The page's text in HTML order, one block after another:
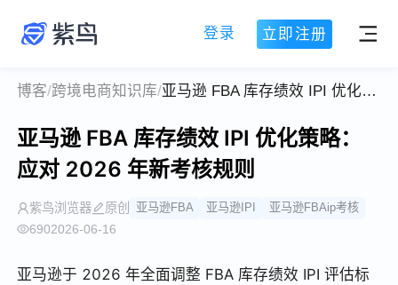
登录 立即注册
博客/跨境电商知识库/ 亚马逊 FBA 库存绩效 IPI 优化策略：应对 2026 年新考核规则
亚马逊 FBA 库存绩效 IPI 优化策略：
应对 2026 年新考核规则
紫鸟浏览器 原创 亚马逊FBA 亚马逊IPI 亚马逊FBAip考核
6902026-06-16
亚马逊于 2026 年全面调整 FBA 库存绩效 IPI 评估标